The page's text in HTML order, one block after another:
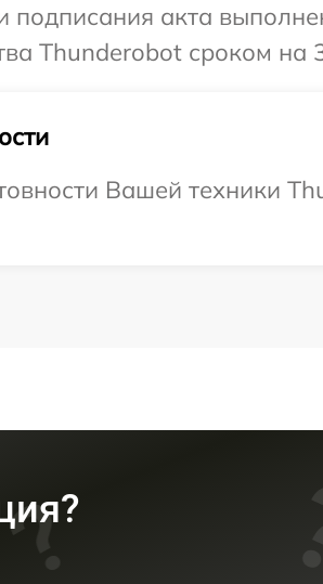
подписания акта
Thunderobot сроком на
Вашей техники